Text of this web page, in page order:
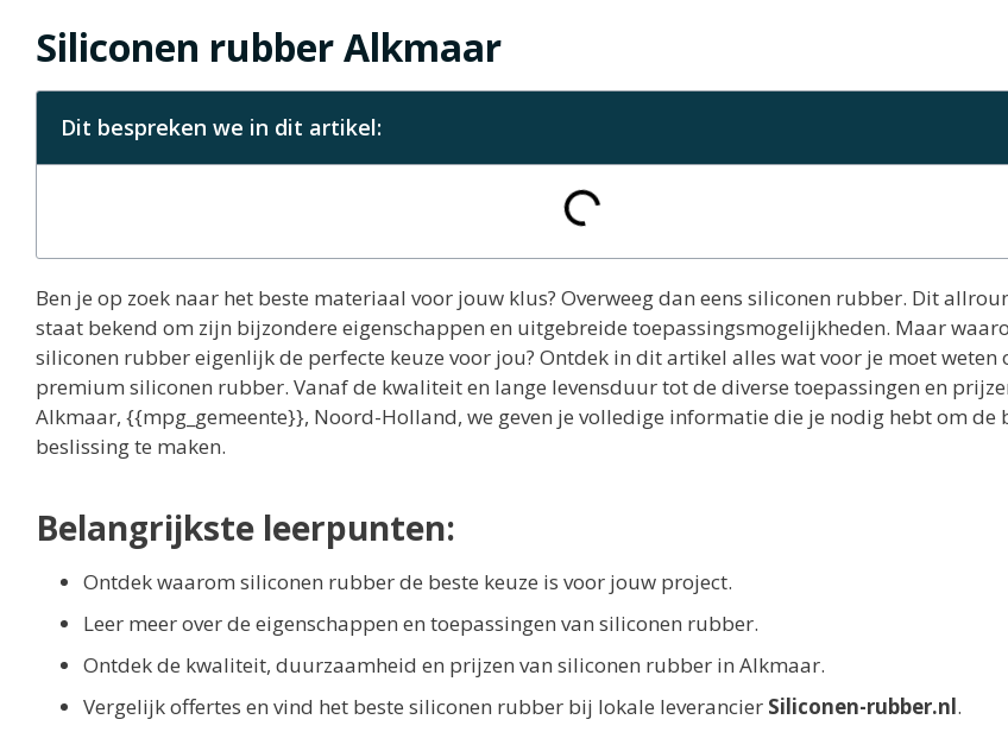
Siliconen rubber Alkmaar
Dit bespreken we in dit artikel:
Ben je op zoek naar het beste materiaal voor jouw klus? Overweeg dan eens siliconen rubber. Dit
staat bekend om zijn bijzondere eigenschappen en uitgebreide toepassingsmogelijkheden. Maar
siliconen rubber eigenlijk de perfecte keuze voor jou? Ontdek in dit artikel alles wat voor je moet weten
premium siliconen rubber. Vanaf de kwaliteit en lange levensduur tot de diverse toepassingen en
Alkmaar, {{mpg_gemeente}}, Noord-Holland, we geven je volledige informatie die je nodig hebt om de
beslissing te maken.
Belangrijkste leerpunten:
Ontdek waarom siliconen rubber de beste keuze is voor jouw project.
Leer meer over de eigenschappen en toepassingen van siliconen rubber.
Ontdek de kwaliteit, duurzaamheid en prijzen van siliconen rubber in Alkmaar.
Vergelijk offertes en vind het beste siliconen rubber bij lokale leverancier Siliconen-rubber.nl.